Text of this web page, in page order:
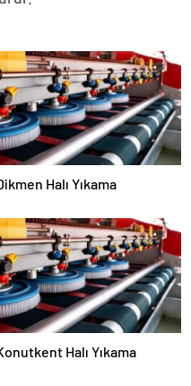
Halı Yıkama
Halı Yıkama